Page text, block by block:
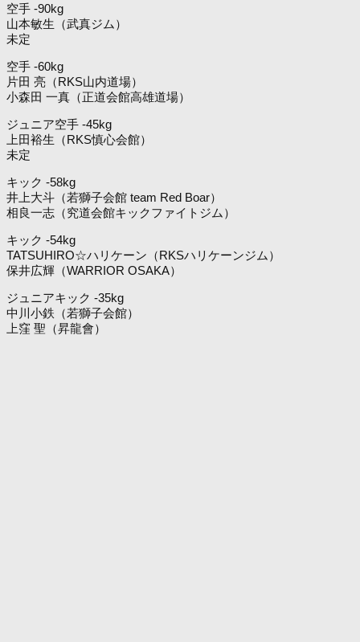
空手 -90kg
山本敏生（武真ジム）
未定
空手 -60kg
片田 亮（RKS山内道場）
小森田 一真（正道会館高雄道場）
ジュニア空手 -45kg
上田裕生（RKS慎心会館）
未定
キック -58kg
井上大斗（若獅子会館 team Red Boar）
相良一志（究道会館キックファイトジム）
キック -54kg
TATSUHIRO☆ハリケーン（RKSハリケーンジム）
保井広輝（WARRIOR OSAKA）
ジュニアキック -35kg
中川小鉄（若獅子会館）
上窪 聖（昇龍會）